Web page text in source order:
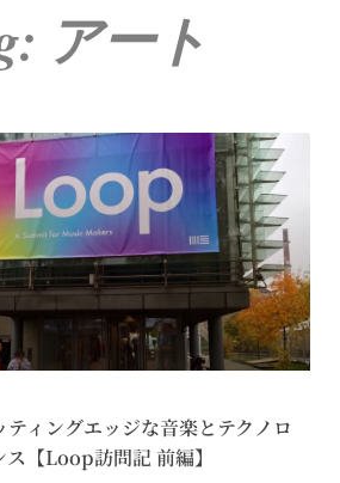
アート
ィングエッジな音楽とテクノロ
【Loop訪問記 前編】